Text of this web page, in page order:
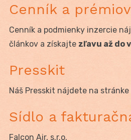
Cenník a
Cenník a podmienky inzercie
článkov a získajte zľavu až do
Presskit
Náš Presskit nájdete na stránke
Sídlo a
Falcon Air, s.r.o.